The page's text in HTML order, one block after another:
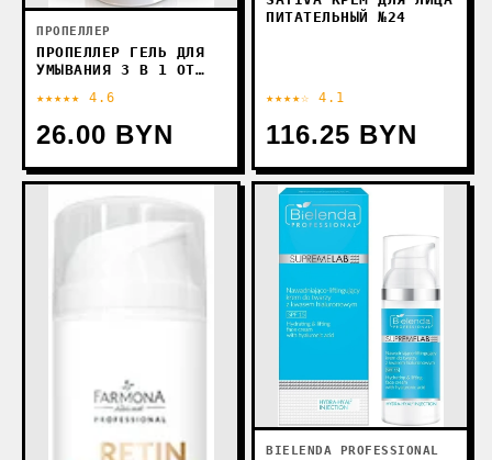
ПРОПЕЛЛЕР
ПРОПЕЛЛЕР ГЕЛЬ ДЛЯ
УМЫВАНИЯ 3 В 1 ОТ
★★★★★ 4.6
26.00 BYN
ПИТАТЕЛЬНЫЙ №24
★★★★☆ 4.1
116.25 BYN
BIELENDA PROFESSIONAL